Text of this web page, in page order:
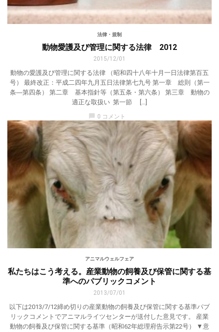
法律・規制
動物愛護及び管理に関する法律 2012
2015/12/01
動物の愛護及び管理に関する法律 （昭和四十八年十月一日法律第百五
号） 最終改正：平成二四年九月五日法律第七九号 第一章 総則（第一
条―第四条） 第二章 基本指針等（第五条・第六条） 第三章 動物の
適正な取扱い 第一節 […]
0 コメント
アニマルウェルフェア
私たちはこう考える。産業動物の飼養及び保管に関する基
準へのパブリックコメント
2013/07/01
以下は2013/7/12締め切りの産業動物の飼養及び保管に関する基準パブ
リックコメントでアニマルライツセンターが送付した意見です。 産業
動物の飼養及び保管に関する基準（昭和62年総理府告示第22号） ▼意